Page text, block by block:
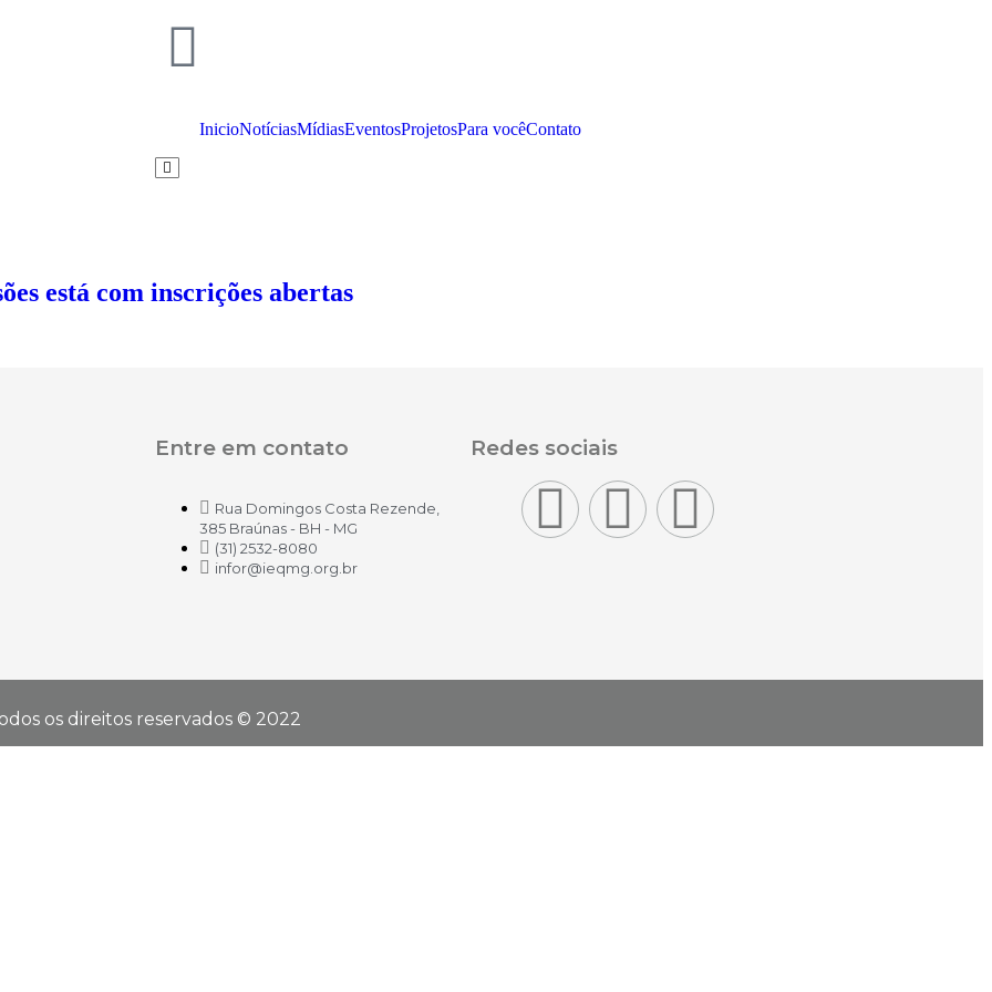
InicioNotíciasMídiasEventosProjetosPara vocêContato
Menu de alternância de hambúrguer
está com inscrições abertas
Entre em contato
Rua Domingos Costa Rezende,
385 Braúnas - BH - MG
(31) 2532-8080
infor@ieqmg.org.br
Redes sociais
os direitos reservados © 2022